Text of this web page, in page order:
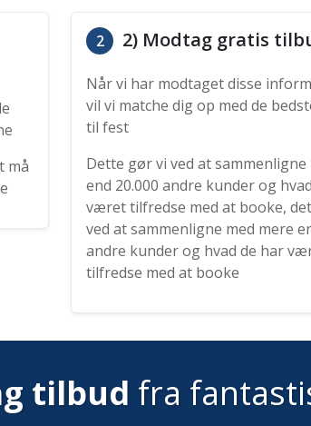
må
2 2) Modtag gratis
Når vi har modtaget disse
vil vi matche dig op med de
til fest
Dette gør vi ved at sammenligne
end 20.000 andre kunder og
været tilfredse med at booke,
ved at sammenligne med mere
andre kunder og hvad de har
tilfredse med at booke
tilbud fra